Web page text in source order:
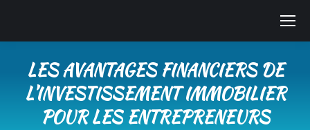
LES AVANTAGES FINANCIERS DE
L’INVESTISSEMENT IMMOBILIER
POUR LES ENTREPRENEURS